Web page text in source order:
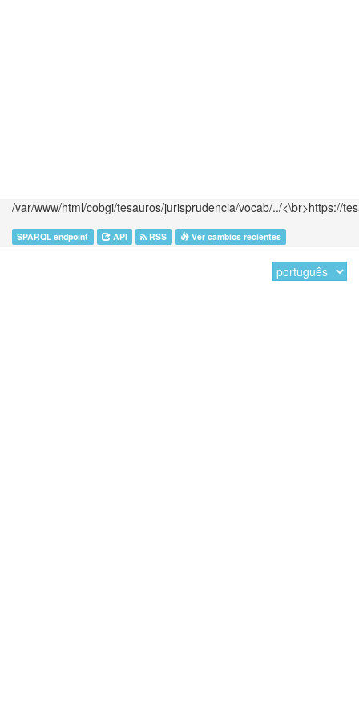
/var/www/html/cobgi/tesauros/jurisprudencia/vocab/../<\br>https://
SPARQL endpoint API RSS Ver cambios recientes